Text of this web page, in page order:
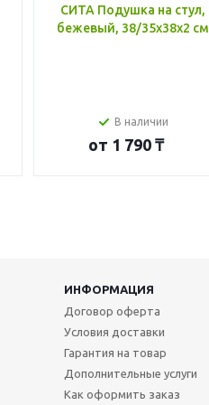
СИТА Подушка на стул,
бежевый, 38/35x38x2 см
В наличии
от 1 790 ₸
ИНФОРМАЦИЯ
Договор оферта
Условия доставки
Гарантия на товар
Дополнительные услуги
Как оформить заказ